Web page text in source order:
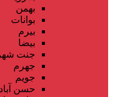
بهمن
بوانات
بیرم
بیضا
جنت شهر
جهرم
جویم
حسن آباد